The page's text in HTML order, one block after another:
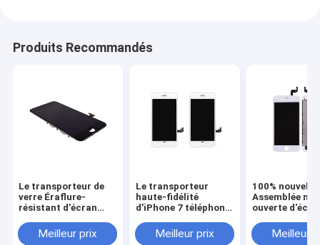
Produits Recommandés
Le transporteur de
verre Éraflure-
résistant d'écran
cristaux liquides
d'Iphone 7 téléphone
Meilleur prix
Le transporteur
haute-fidélité
d'iPhone 7 téléphone
d'accessoires de
téléphone portable
Meilleur prix
100% nouvelle
Assemblée
ouverte
cristaux
téléphone
Meilleur